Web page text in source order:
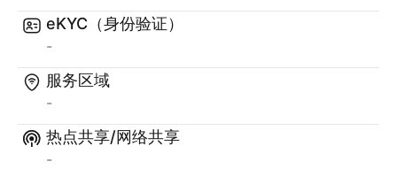
eKYC（身份验证）
-
服务区域
-
热点共享/网络共享
-